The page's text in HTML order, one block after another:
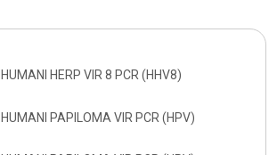
HUMANI HERP VIR 8 PCR (HHV8)
HUMANI PAPILOMA VIR PCR (HPV)